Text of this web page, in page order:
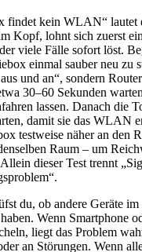
findet kein WLAN“ lautet
Kopf, lohnt sich zuerst
viele Fälle sofort löst.
einmal sauber neu zu
und an“, sondern
30–60 Sekunden
lassen. Danach die
damit sie das WLAN
testweise näher an den
Raum – um
dieser Test trennt
du, ob andere Geräte im
Wenn Smartphone
liegt das Problem
an Störungen. Wenn